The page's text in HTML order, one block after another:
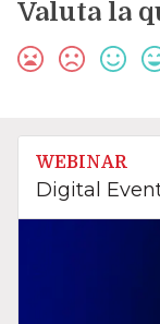
Valuta la
WEBINAR
Digital